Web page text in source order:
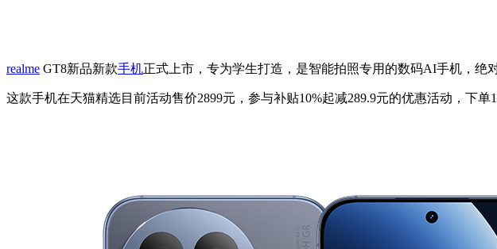
realme GT8新品新款手机正式上市，专为学生打造，是智能拍照专用的数码AI手机，绝
这款手机在天猫精选目前活动售价2899元，参与补贴10%起减289.9元的优惠活动，下